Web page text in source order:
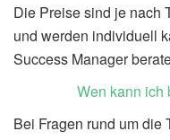
Die Preise sind je nach
und werden individuell
Success Manager
Wen kann ich
Bei Fragen rund um die